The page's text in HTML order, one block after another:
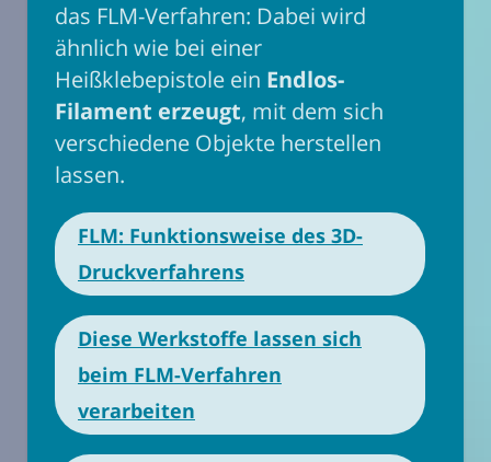
das FLM-Verfahren: Dabei wird
ähnlich wie bei einer
Heißklebepistole ein Endlos-
Filament erzeugt, mit dem sich
verschiedene Objekte herstellen
lassen.
FLM: Funktionsweise des 3D-
Druckverfahrens
Diese Werkstoffe lassen sich
beim FLM-Verfahren
verarbeiten